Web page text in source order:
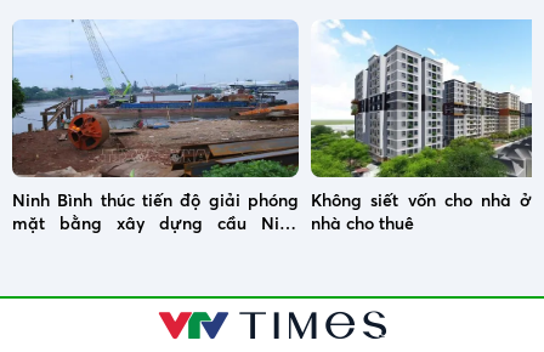
Ninh Bình thúc tiến độ giải phóng
mặt bằng xây dựng cầu Ninh
Không siết vốn cho nhà ở
nhà cho thuê